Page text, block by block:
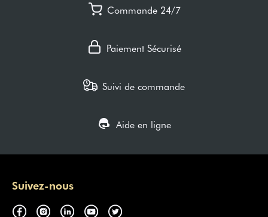
Commande 24/7
Paiement Sécurisé
Suivi de commande
Aide en ligne
Suivez-nous